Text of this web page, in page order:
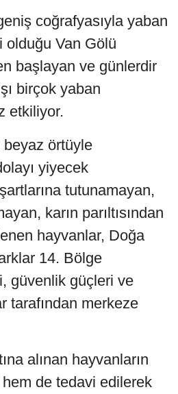
coğrafyasıyla yaban
olduğu Van Gölü
başlayan ve günlerdir
birçok yaban
etkiliyor.
beyaz örtüyle
yiyecek
tutunamayan,
karın parıltısından
hayvanlar, Doğa
14. Bölge
güvenlik güçleri ve
tarafından merkeze
alınan hayvanların
de tedavi edilerek